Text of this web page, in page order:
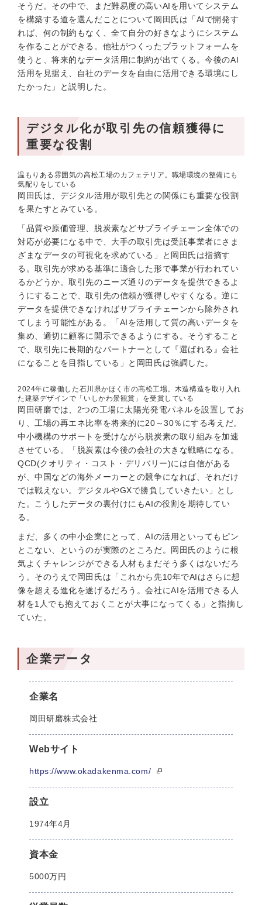
そうだ。その中で、まだ難易度の高いAIを用いてシステム
を構築する道を選んだことについて岡田氏は「AIで開発す
れば、何の制約もなく、全て自分の好きなようにシステム
を作ることができる。他社がつくったプラットフォームを
使うと、将来的なデータ活用に制約が出てくる。今後のAI
活用を見据え、自社のデータを自由に活用できる環境にし
たかった」と説明した。
デジタル化が取引先の信頼獲得に
重要な役割
温もりある雰囲気の高松工場のカフェテリア。職場環境の整備にも
気配りをしている
岡田氏は、デジタル活用が取引先との関係にも重要な役割
を果たすとみている。
「品質や原価管理、脱炭素などサプライチェーン全体での
対応が必要になる中で、大手の取引先は受託事業者にさま
ざまなデータの可視化を求めている」と岡田氏は指摘す
る。取引先が求める基準に適合した形で事業が行われてい
るかどうか。取引先のニーズ通りのデータを提供できるよ
うにすることで、取引先の信頼が獲得しやすくなる。逆に
データを提供できなければサプライチェーンから除外され
てしまう可能性がある。「AIを活用して質の高いデータを
集め、適切に顧客に開示できるようにする。そうすること
で、取引先に長期的なパートナーとして『選ばれる』会社
になることを目指している」と岡田氏は強調した。
2024年に稼働した石川県かほく市の高松工場。木造構造を取り入れ
た建築デザインで「いしかわ景観賞」を受賞している
岡田研磨では、2つの工場に太陽光発電パネルを設置してお
り、工場の再エネ比率を将来的に20～30％にする考えだ。
中小機構のサポートを受けながら脱炭素の取り組みを加速
させている。「脱炭素は今後の会社の大きな戦略になる。
QCD(クオリティ・コスト・デリバリー)には自信がある
が、中国などの海外メーカーとの競争になれば、それだけ
では戦えない。デジタルやGXで勝負していきたい」とし
た。こうしたデータの裏付けにもAIの役割を期待してい
る。
まだ、多くの中小企業にとって、AIの活用といってもピン
とこない、というのが実際のところだ。岡田氏のように根
気よくチャレンジができる人材もまだそう多くはないだろ
う。そのうえで岡田氏は「これから先10年でAIはさらに想
像を超える進化を遂げるだろう。会社にAIを活用できる人
材を1人でも抱えておくことが大事になってくる」と指摘し
ていた。
企業データ
企業名
岡田研磨株式会社
Webサイト
https://www.okadakenma.com/
設立
1974年4月
資本金
5000万円